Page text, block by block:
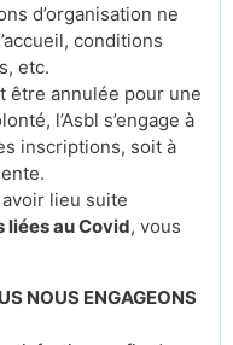
d’organisation ne
conditions
etc.
être annulée pour une
l’Asbl s’engage à
inscriptions, soit à
lieu suite
au Covid, vous
NOUS ENGAGEONS